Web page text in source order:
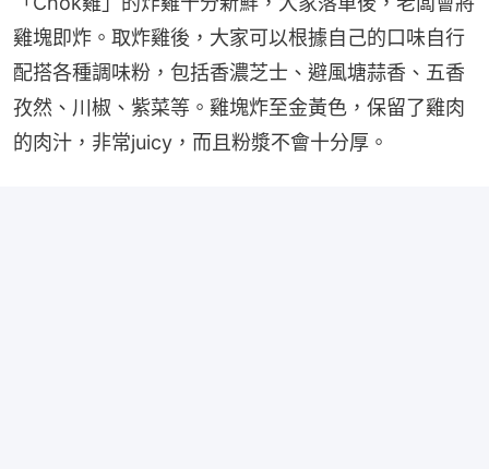
雞塊即炸。取炸雞後，大家可以根據自己的口味自行
配搭各種調味粉，包括香濃芝士、避風塘蒜香、五香
孜然、川椒、紫菜等。雞塊炸至金黃色，保留了雞肉
的肉汁，非常juicy，而且粉漿不會十分厚。